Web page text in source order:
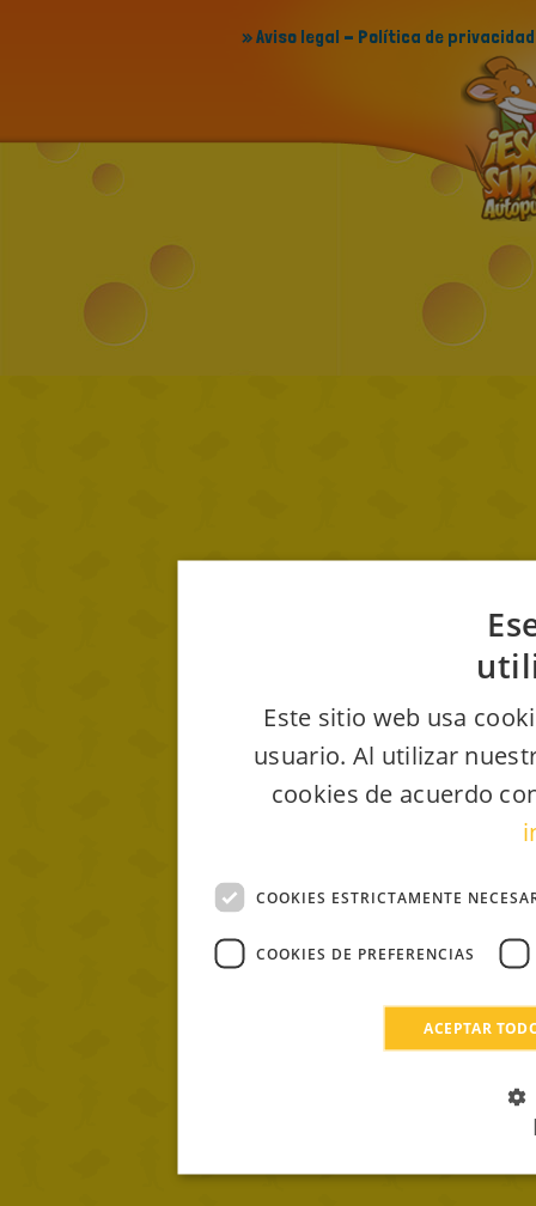
» Aviso legal - Política de privacidad
Este sitio web usa
usuario. Al utilizar
cookies de acuerdo
COOKIES ESTRICTAMENTE
COOKIES DE PREFERENCIAS
ACEPTAR